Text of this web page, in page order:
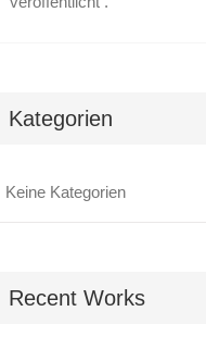
Kategorien
Keine Kategorien
Recent Works